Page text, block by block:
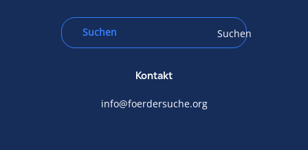
Suchen
Kontakt
info@foerdersuche.org